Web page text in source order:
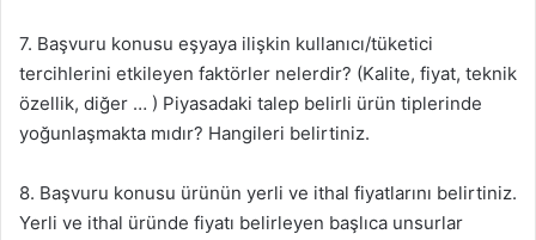
7. Başvuru konusu eşyaya ilişkin kullanıcı/tüketici
tercihlerini etkileyen faktörler nelerdir? (Kalite, fiyat, teknik
özellik, diğer … ) Piyasadaki talep belirli ürün tiplerinde
yoğunlaşmakta mıdır? Hangileri belirtiniz.
8. Başvuru konusu ürünün yerli ve ithal fiyatlarını belirtiniz.
Yerli ve ithal üründe fiyatı belirleyen başlıca unsurlar